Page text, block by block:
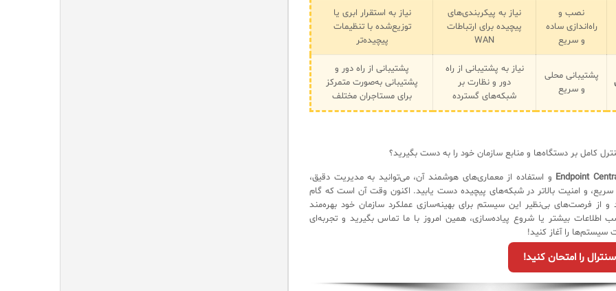
نصب و
راه‌اندازی ساده
و سریع
نیاز به پیکربندی‌های
پیچیده برای ارتباطات
WAN
نیاز به استقرار ابری یا
توزیع‌شده با تنظیمات
پیچیده‌تر
پشتیبانی محلی
و سریع
نیاز به پشتیبانی از راه
دور و نظارت بر
شبکه‌های گسترده
پشتیبانی از راه دور و
پشتیبانی به‌صورت متمرکز
برای مستاجران مختلف
کنترل کامل بر دستگاه‌ها و منابع سازمان خود را به دست بگیرید؟
Endpoint و استفاده از معماری‌های هوشمند آن، می‌توانید به مدیریت دقیق،
سریع، و امنیت بالاتر در شبکه‌های پیچیده دست یابید. اکنون وقت آن است که گام
و از فرصت‌های بی‌نظیر این سیستم برای بهینه‌سازی عملکرد سازمان خود بهره‌مند
اطلاعات بیشتر یا شروع پیاده‌سازی، همین امروز با ما تماس بگیرید و تجربه‌ای
سیستم‌ها را آغاز کنید!
را امتحان کنید!